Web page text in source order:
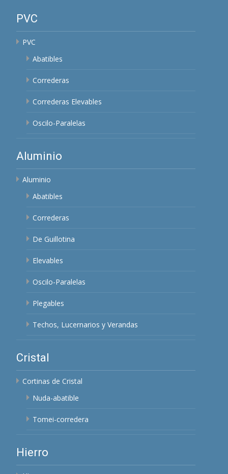
PVC
PVC
Abatibles
Correderas
Correderas Elevables
Oscilo-Paralelas
Aluminio
Aluminio
Abatibles
Correderas
De Guillotina
Elevables
Oscilo-Paralelas
Plegables
Techos, Lucernarios y Verandas
Cristal
Cortinas de Cristal
Nuda-abatible
Tomei-corredera
Hierro